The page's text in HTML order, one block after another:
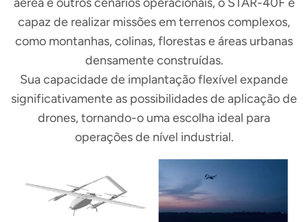
capaz de realizar missões em terrenos complexos,
como montanhas, colinas, florestas e áreas urbanas
densamente construídas.
Sua capacidade de implantação flexível expande
significativamente as possibilidades de aplicação de
drones, tornando-o uma escolha ideal para
operações de nível industrial.